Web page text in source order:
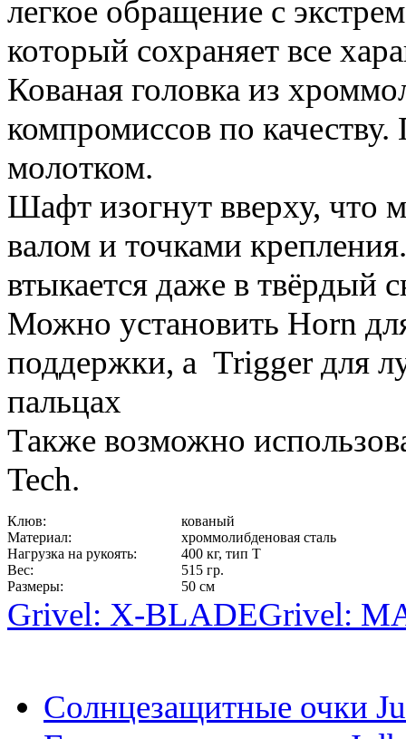
легкое обращение с
который сохраняет все
Кованая головка из
компромиссов по качеству.
молотком.
Шафт изогнут вверху, что
валом и точками
втыкается даже в твёрдый
Можно установить Horn
поддержки, а Trigger для
пальцах
Также возможно
Tech.
Клюв:
кованый
Материал:
хроммолибденовая сталь
Нагрузка на рукоять:
400 кг, тип T
Вес:
515 гр.
Размеры:
50 см
Grivel: X-BLADEGrivel:
Солнцезащитные очки